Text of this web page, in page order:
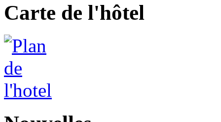
Carte de l'hôtel